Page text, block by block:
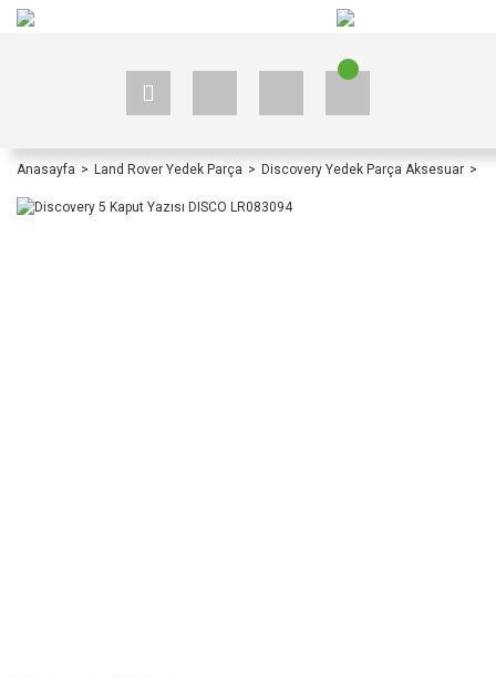
Anasayfa Land Rover Yedek Parça Discovery Yedek Parça Aksesuar